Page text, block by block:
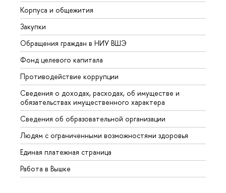
Корпуса и общежития
Закупки
Обращения граждан в НИУ ВШЭ
Фонд целевого капитала
Противодействие коррупции
Сведения о доходах, расходах, об имуществе и
обязательствах имущественного характера
Сведения об образовательной организации
Людям с ограниченными возможностями здоровья
Единая платежная страница
Работа в Вышке